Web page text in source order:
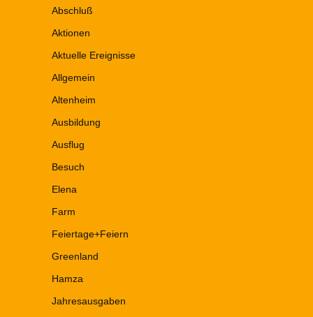
Abschluß
Aktionen
Aktuelle Ereignisse
Allgemein
Altenheim
Ausbildung
Ausflug
Besuch
Elena
Farm
Feiertage+Feiern
Greenland
Hamza
Jahresausgaben